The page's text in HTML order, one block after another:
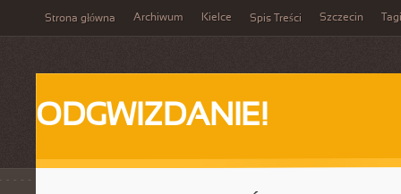
Strona główna Archiwum Kielce Spis Treści Szczecin Tagi
ODGWIZDANIE!